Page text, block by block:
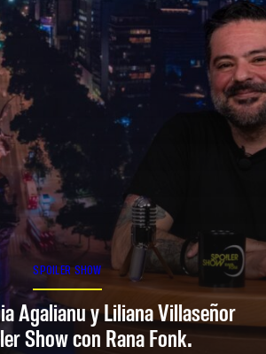
SPOILER SHOW
Agalianu y Liliana Villaseñor
Show con Rana Fonk.